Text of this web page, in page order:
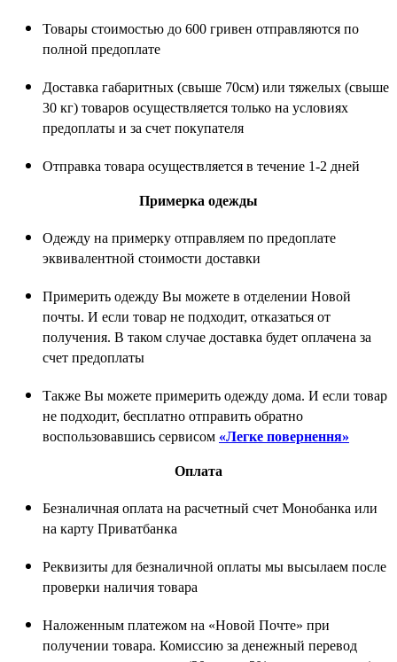
Товары стоимостью до 600 гривен отправляются по
полной предоплате
Доставка габаритных (свыше 70см) или тяжелых (свыше
30 кг) товаров осуществляется только на условиях
предоплаты и за счет покупателя
Отправка товара осуществляется в течение 1-2 дней
Примерка одежды
Одежду на примерку отправляем по предоплате
эквивалентной стоимости доставки
Примерить одежду Вы можете в отделении Новой
почты. И если товар не подходит, отказаться от
получения. В таком случае доставка будет оплачена за
счет предоплаты
Также Вы можете примерить одежду дома. И если товар
не подходит, бесплатно отправить обратно
воспользовавшись сервисом «Легке повернення»
Оплата
Безналичная оплата на расчетный счет Монобанка или
на карту Приватбанка
Реквизиты для безналичной оплаты мы высылаем после
проверки наличия товара
Наложенным платежом на «Новой Почте» при
получении товара. Комиссию за денежный перевод